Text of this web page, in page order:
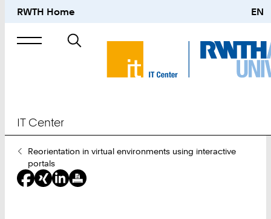
RWTH Home EN
Suche
nach
IT Center
Sie
sind
hier:
Reorientation in virtual environments using interactive
portals